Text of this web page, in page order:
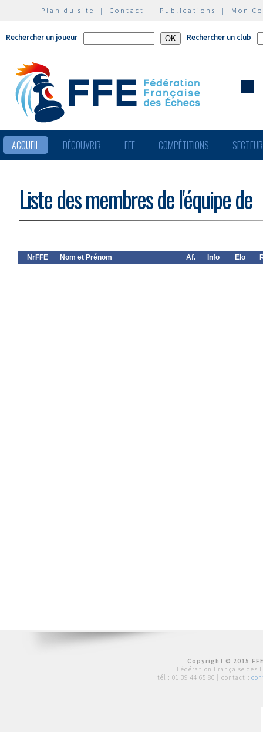
Plan du site | Contact | Publications | Mon
Rechercher un joueur Rechercher un club
ACCUEIL DÉCOUVRIR FFE COMPÉTITIONS
Liste des membres de l'équipe de
NrFFE Nom et Prénom Af. Info Elo
Copyright © 2015
Fédération Française des
tél : 01 39 44 65 80 | contact :